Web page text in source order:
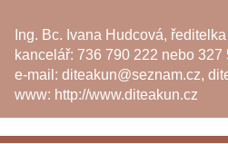
Ing. Bc. Ivana Hudcová,
kancelář: 736 790 222 nebo 327
e-mail: diteakun@seznam.cz,
www: http://www.diteakun.cz